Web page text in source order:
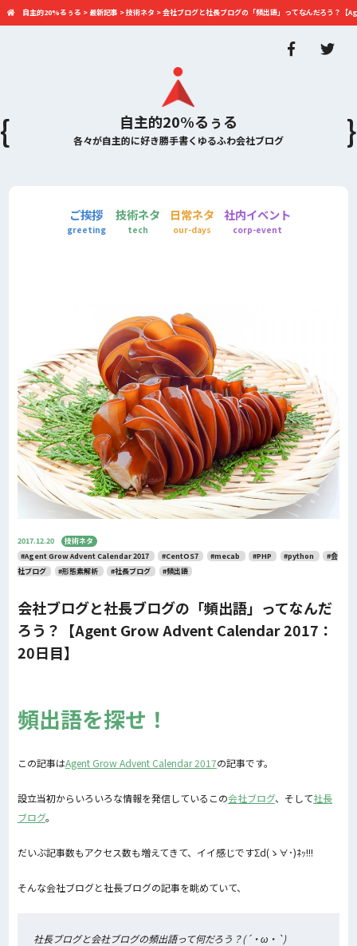
自主的20%るぅる
各々が自主的に好き勝手書くゆるふわ会社ブログ
自主的20%るぅる > 最新記事 >技術ネタ >会社ブログと社長ブログの「頻出語」ってなんだろう？
ご挨拶
greeting
技術ネタ
tech
日常ネタ
our-days
社内イベント
corp-event
2017.12.20
技術ネタ
#Agent Grow Advent Calendar 2017
#CentOS7 #mecab #PHP #python
#会
社ブログ
#形態素解析 #社長ブログ #頻出語
会社ブログと社長ブログの「頻出語」ってなんだ
ろう？【Agent Grow Advent Calendar 2017：
20日目】
頻出語を探せ！
この記事はAgent Grow Advent Calendar 2017の記事です。
設立当初からいろいろな情報を発信しているこの会社ブログ、そして社長
ブログ。
だいぶ記事数もアクセス数も増えてきて、イイ感じですΣd(ゝ∀･)ﾈｯ!!!
そんな会社ブログと社長ブログの記事を眺めていて、
社長ブログと会社ブログの頻出語って何だろう？(´・ω・`)